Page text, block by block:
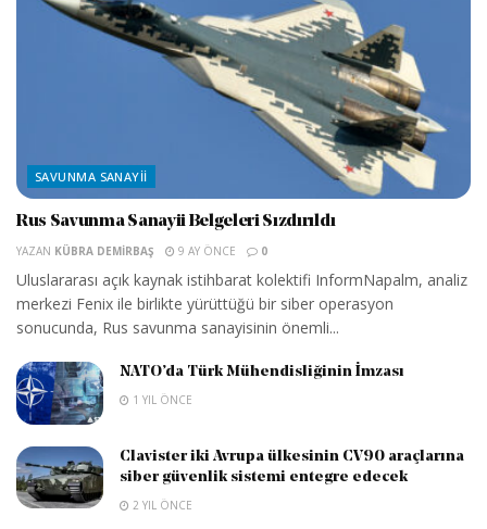
SAVUNMA SANAYII
Rus Savunma Sanayii Belgeleri Sızdırıldı
YAZAN KÜBRA DEMIRBAŞ 9 AY ÖNCE 0
Uluslararası açık kaynak istihbarat kolektifi InformNapalm, analiz
merkezi Fenix ile birlikte yürüttüğü bir siber operasyon
sonucunda, Rus savunma sanayisinin önemli...
NATO’da Türk Mühendisliğinin İmzası
1 YIL ÖNCE
Clavister iki Avrupa ülkesinin CV90 araçlarına
siber güvenlik sistemi entegre edecek
2 YIL ÖNCE